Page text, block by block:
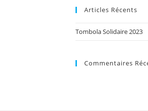
Articles Récents
Tombola Solidaire 2023
Commentaires